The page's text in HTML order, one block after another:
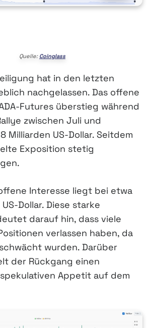
Quelle: Coinglass
hat in den letzten
nachgelassen. Das offene
Futures überstieg während
zwischen Juli und
Milliarden US-Dollar. Seitdem
Exposition stetig
Interesse liegt bei etwa
Dollar. Diese starke
darauf hin, dass viele
verlassen haben, da
wurden. Darüber
der Rückgang einen
Appetit auf dem